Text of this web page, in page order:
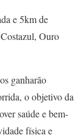
e 5km de
Ouro
ganharão
o objetivo da
saúde e bem-
física e